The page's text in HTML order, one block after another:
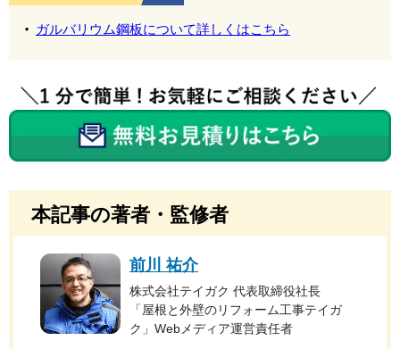
ガルバリウム鋼板について詳しくはこちら
本記事の著者・監修者
前川 祐介
株式会社テイガク 代表取締役社長
「屋根と外壁のリフォーム工事テイガ
ク」Webメディア運営責任者